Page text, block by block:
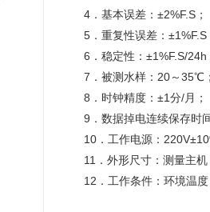
4．基本误差：±2%F.S；
5．重复性误差：±1%F.S
6．稳定性：±1%F.S/24h
7．被测水样：20～35℃
8．时钟精度：±1分/月；
9．数据掉电连续保存时
10．工作电源：
11．外形尺寸：测量主
12．工作条件：环境温